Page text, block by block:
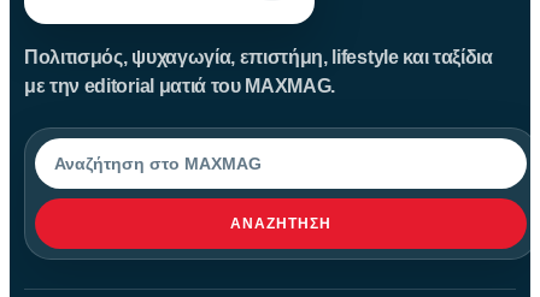
Πολιτισμός, ψυχαγωγία, επιστήμη, lifestyle και ταξίδια
με την editorial ματιά του MAXMAG.
Αναζήτηση
ΑΝΑΖΉΤΗΣΗ